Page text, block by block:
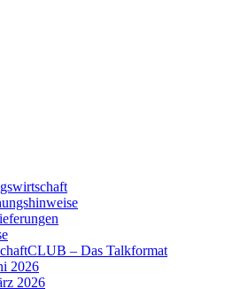
– Das Talkformat
2026
2026